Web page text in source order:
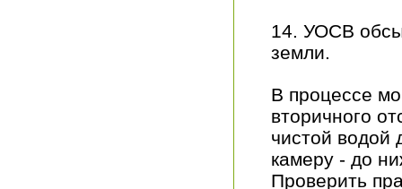
14. УОСВ
земли.
В процессе
вторичного
чистой
камеру - до
Проверить